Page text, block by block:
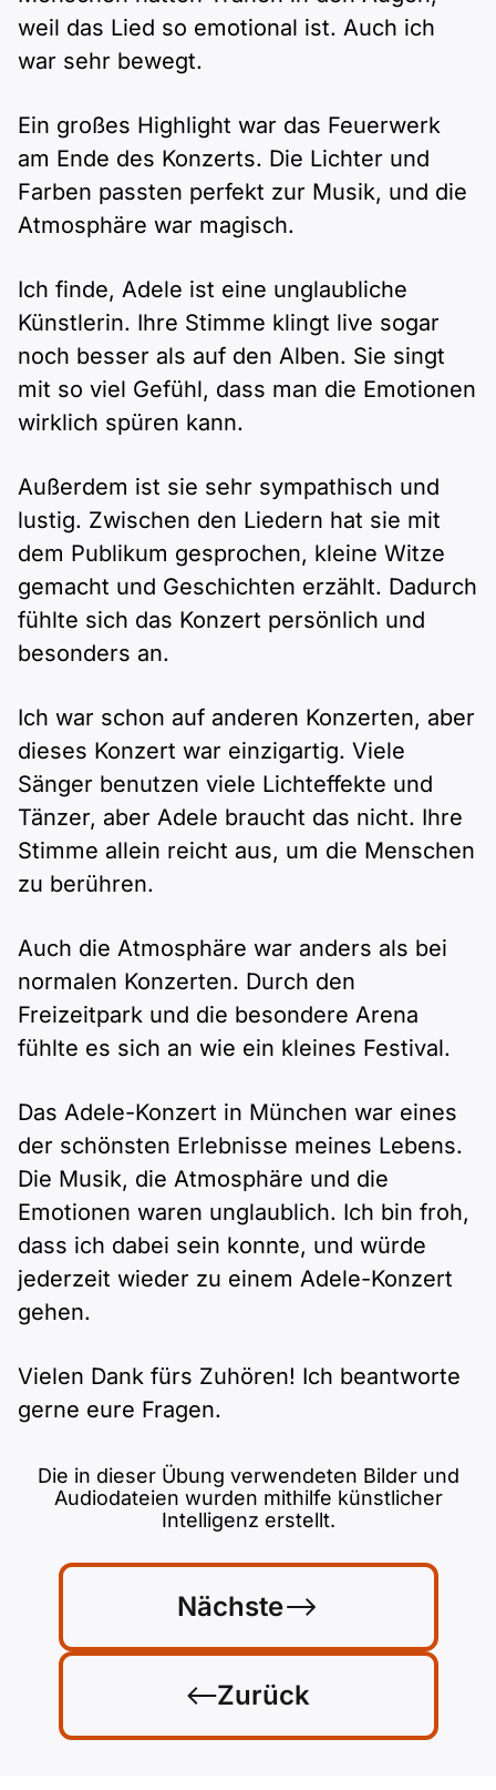
weil das Lied so emotional ist. Auch ich
war sehr bewegt.
Ein großes Highlight war das Feuerwerk
am Ende des Konzerts. Die Lichter und
Farben passten perfekt zur Musik, und die
Atmosphäre war magisch.
Ich finde, Adele ist eine unglaubliche
Künstlerin. Ihre Stimme klingt live sogar
noch besser als auf den Alben. Sie singt
mit so viel Gefühl, dass man die Emotionen
wirklich spüren kann.
Außerdem ist sie sehr sympathisch und
lustig. Zwischen den Liedern hat sie mit
dem Publikum gesprochen, kleine Witze
gemacht und Geschichten erzählt. Dadurch
fühlte sich das Konzert persönlich und
besonders an.
Ich war schon auf anderen Konzerten, aber
dieses Konzert war einzigartig. Viele
Sänger benutzen viele Lichteffekte und
Tänzer, aber Adele braucht das nicht. Ihre
Stimme allein reicht aus, um die Menschen
zu berühren.
Auch die Atmosphäre war anders als bei
normalen Konzerten. Durch den
Freizeitpark und die besondere Arena
fühlte es sich an wie ein kleines Festival.
Das Adele-Konzert in München war eines
der schönsten Erlebnisse meines Lebens.
Die Musik, die Atmosphäre und die
Emotionen waren unglaublich. Ich bin froh,
dass ich dabei sein konnte, und würde
jederzeit wieder zu einem Adele-Konzert
gehen.
Vielen Dank fürs Zuhören! Ich beantworte
gerne eure Fragen.
Zurück
Nächste
Die in dieser Übung verwendeten Bilder und
Audiodateien wurden mithilfe künstlicher
Intelligenz erstellt.